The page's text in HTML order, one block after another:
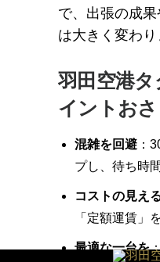
で、出張の成
は大きく変わり
羽田空港
イントお
混雑を回避：
プし、待ち時
コストの見え
「定額運賃」
最適な一台を